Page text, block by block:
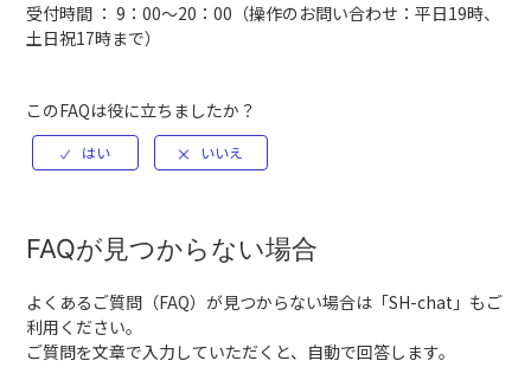
受付時間 ： 9：00～20：00（操作のお問い合わせ：平日19時、
土日祝17時まで）
このFAQは役に立ちましたか？
FAQが見つからない場合
よくあるご質問（FAQ）が見つからない場合は「SH-chat 」もご
利用ください。
ご質問を文章で入力していただくと、自動で回答します。